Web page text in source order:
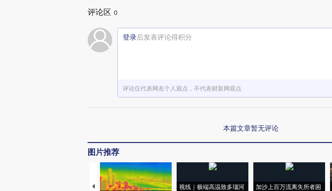
评论区 0
登录后发表评论得积分
评论仅代表网友个人观点，不代表财新网观点
本篇文章暂无评论
图片推荐
视线｜极端高温致多瑙河
加沙上百万流离失所者困